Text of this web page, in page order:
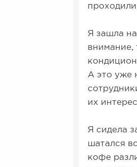
Я зашла
внимание,
А это уже
их
Я сидела
шатался
кофе